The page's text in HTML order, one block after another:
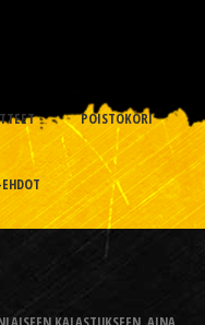
POISTOKORI